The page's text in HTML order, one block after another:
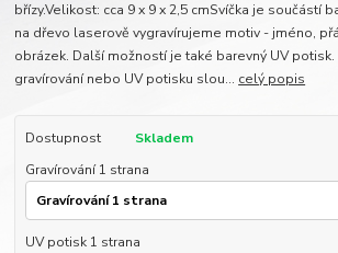
břízy.Velikost: cca 9 x 9 x 2,5 cmSvíčka je součástí
na dřevo laserově vygravírujeme motiv - jméno,
obrázek. Další možností je také barevný UV
gravírování nebo UV potisku slou... celý popis
Dostupnost
Skladem
Gravírování 1 strana
UV potisk 1 strana